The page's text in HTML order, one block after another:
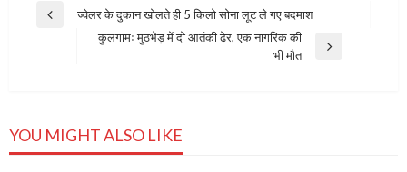
Post
navigation
Previous
ज्‍वेलर के दुकान खोलते ही 5 किलो सोना लूट ले गए बदमाश
कुलगामः मुठभेड़ में दो आतंकी ढेर, एक नागरिक की
भी मौत
YOU MIGHT ALSO LIKE